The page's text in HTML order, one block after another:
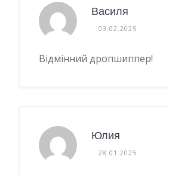
Василя
03.02.2025
Відмінний дропшиппер!
Юлия
28.01.2025